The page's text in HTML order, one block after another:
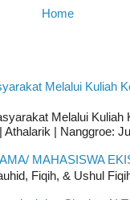
Home
Melalui Kuliah
Melalui
| Nanggroe:
MAHASISWA
Fiqih, & Ushul